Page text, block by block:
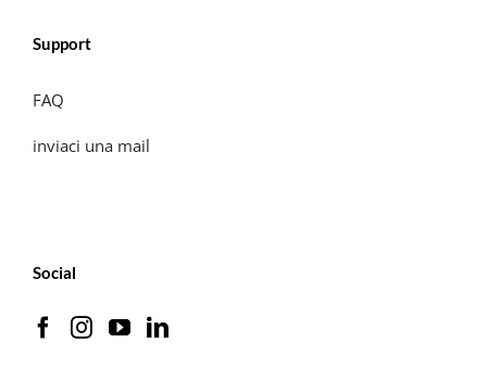
Support
FAQ
inviaci una mail
Social